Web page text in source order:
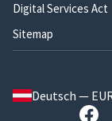
Digital Services Act
Sitemap
Deutsch —